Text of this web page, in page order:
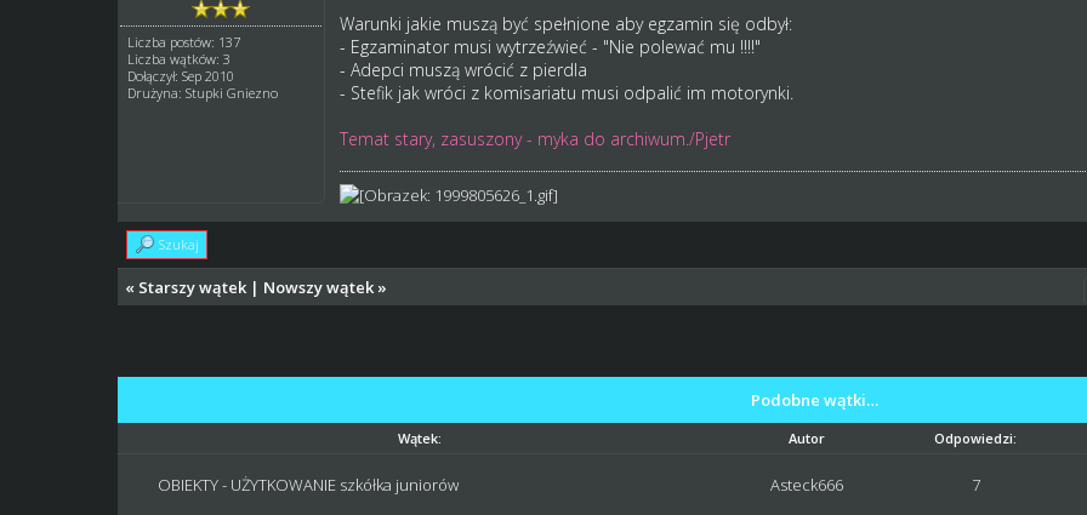
Liczba postów: 137
Liczba wątków: 3
Dołączył: Sep 2010
Drużyna: Stupki Gniezno
Warunki jakie muszą być spełnione aby egzamin się odbył:
- Egzaminator musi wytrzeźwieć - "Nie polewać mu !!!!"
- Adepci muszą wrócić z pierdla
- Stefik jak wróci z komisariatu musi odpalić im motorynki.
Temat stary, zasuszony - myka do archiwum./Pjetr
Szukaj
« Starszy wątek | Nowszy wątek »
Podobne wątki…
Wątek: Autor Odpowiedzi:
OBIEKTY - UŻYTKOWANIE szkółka juniorów Asteck666 7